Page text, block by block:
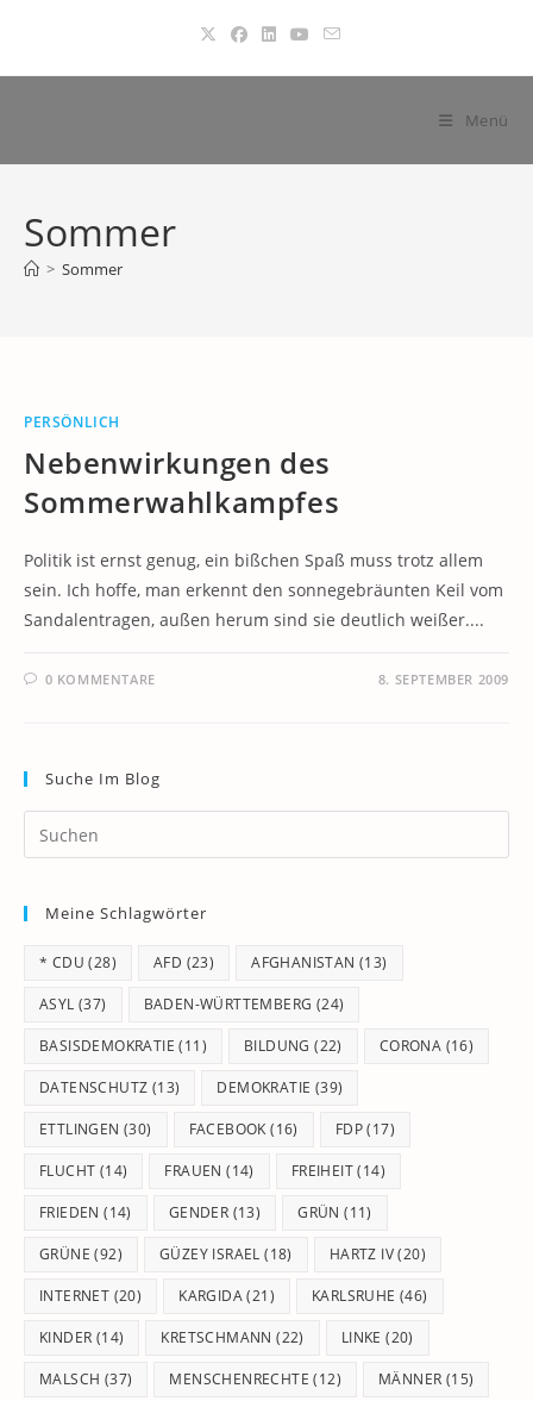
springen
Menü
Sommer
> Sommer
PERSÖNLICH
Nebenwirkungen des
Sommerwahlkampfes
Politik ist ernst genug, ein bißchen Spaß muss trotz allem
sein. Ich hoffe, man erkennt den sonnegebräunten Keil vom
Sandalentragen, außen herum sind sie deutlich weißer....
0 KOMMENTARE 8. SEPTEMBER 2009
Suche Im Blog
Meine Schlagwörter
* CDU (28) AFD (23) AFGHANISTAN (13)
ASYL (37) BADEN-WÜRTTEMBERG (24)
BASISDEMOKRATIE (11) BILDUNG (22) CORONA (16)
DATENSCHUTZ (13) DEMOKRATIE (39)
ETTLINGEN (30) FACEBOOK (16) FDP(17)
FLUCHT (14) FRAUEN (14) FREIHEIT(14)
FRIEDEN (14) GENDER (13) GRÜN (11)
GRÜNE (92) GÜZEY ISRAEL (18) HARTZ IV(20)
INTERNET (20) KARGIDA(21) KARLSRUHE (46)
KINDER (14) KRETSCHMANN (22) LINKE (20)
MALSCH (37) MENSCHENRECHTE (12) MÄNNER (15)